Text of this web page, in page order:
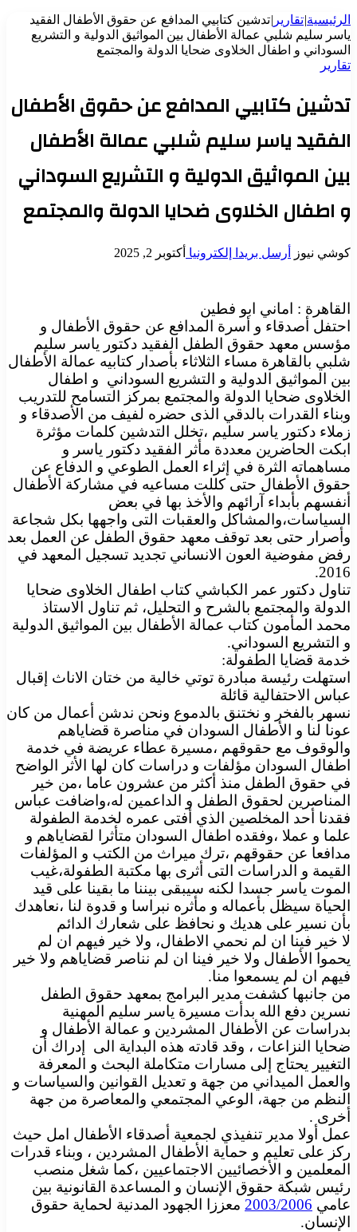
الرئيسية|تقارير |تدشين كتابيي المدافع عن حقوق الأطفال الفقيد
ياسر سليم شلبي عمالة الأطفال بين المواثيق الدولية و التشريع
السوداني و اطفال الخلاوى ضحايا الدولة والمجتمع
تقارير
تدشين كتابيي المدافع عن حقوق الأطفال
الفقيد ياسر سليم شلبي عمالة الأطفال
بين المواثيق الدولية و التشريع السوداني
و اطفال الخلاوى ضحايا الدولة والمجتمع
كوشي نيوز أرسل بريدا إلكترونيا أكتوبر 2, 2025
القاهرة : اماني ابو فطين
احتفل أصدقاء و أسرة المدافع عن حقوق الأطفال و
مؤسس معهد حقوق الطفل الفقيد دكتور ياسر سليم
شلبي بالقاهرة مساء الثلاثاء بأصدار كتابيه عمالة الأطفال
بين المواثيق الدولية و التشريع السوداني و اطفال
الخلاوى ضحايا الدولة والمجتمع بمركز التسامح للتدريب
وبناء القدرات بالدقي الذى حضره لفيف من الأصدقاء و
زملاء دكتور ياسر سليم ،تخلل التدشين كلمات مؤثرة
ابكت الحاضرين معددة مأثر الفقيد دكتور ياسر و
مساهماته الثرة في إثراء العمل الطوعي و الدفاع عن
حقوق الأطفال حتى كللت مساعيه في مشاركة الأطفال
أنفسهم بأبداء آرائهم والأخذ بها في بعض
السياسات،والمشاكل والعقبات التى واجهها بكل شجاعة
وأصرار حتى بعد توقف معهد حقوق الطفل عن العمل بعد
رفض مفوضية العون الانساني تجديد تسجيل المعهد في
2016.
تناول دكتور عمر الكباشي كتاب اطفال الخلاوى ضحايا
الدولة والمجتمع بالشرح و التحليل، ثم تناول الاستاذ
محمد المأمون كتاب عمالة الأطفال بين المواثيق الدولية
و التشريع السوداني.
خدمة قضايا الطفولة:
استهلت رئيسة مبادرة توتي خالية من ختان الاناث إقبال
عباس الاحتفالية قائلة
نسهر بالفخر و نختنق بالدموع ونحن ندشن أعمال من كان
عونا لنا و الأطفال السودان في مناصرة قضاياهم
والوقوف مع حقوقهم ،مسيرة عطاء عريضة في خدمة
اطفال السودان مؤلفات و دراسات كان لها الأثر الواضح
في حقوق الطفل منذ أكثر من عشرون عاما ،من خير
المناصرين لحقوق الطفل و الداعمين له،واضافت عباس
فقدنا أحد المخلصين الذي أفتى عمره لخدمة الطفولة
علما و عملا ،وفقده اطفال السودان متأثرا لقضاياهم و
مدافعا عن حقوقهم ،ترك ميراث من الكتب و المؤلفات
القيمة و الدراسات التى أثرى بها مكتبة الطفولة،غيب
الموت ياسر جسدا لكنه سيبقى بيننا ما بقينا على قيد
الحياة سيظل بأعماله و مأثره نبراسا و قدوة لنا ،نعاهدك
بأن نسير على هديك و نحافظ على شعارك الدائم
لا خير فينا ان لم نحمي الاطفال، ولا خير فيهم ان لم
يحموا الأطفال ولا خير فينا ان لم نناصر قضاياهم ولا خير
فيهم ان لم يسمعوا منا.
من جانبها كشفت مدير البرامج بمعهد حقوق الطفل
نسرين دفع الله بدأت مسيرة ياسر سليم المهنية
بدراسات عن الأطفال المشردين و عمالة الأطفال و
ضحايا النزاعات ، وقد قادته هذه البداية الى إدراك أن
التغيير يحتاج إلى مسارات متكاملة البحث و المعرفة
والعمل الميداني من جهة و تعديل القوانين والسياسات و
النظم من جهة، الوعي المجتمعي والمعاصرة من جهة
أخرى .
عمل أولا مدير تنفيذي لجمعية أصدقاء الأطفال امل حيث
ركز على تعليم و حماية الأطفال المشردين ، وبناء قدرات
المعلمين و الأخصائيين الاجتماعيين ،كما شغل منصب
رئيس شبكة حقوق الإنسان و المساعدة القانونية بين
عامي 2003/2006 معززا الجهود المدنية لحماية حقوق
الإنسان.